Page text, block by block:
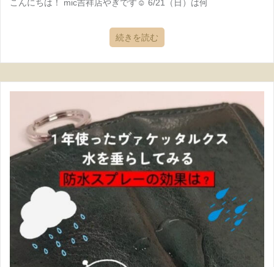
こんにちは！ mic吉祥店やぎです☺ 6/21（日）は何
続きを読む